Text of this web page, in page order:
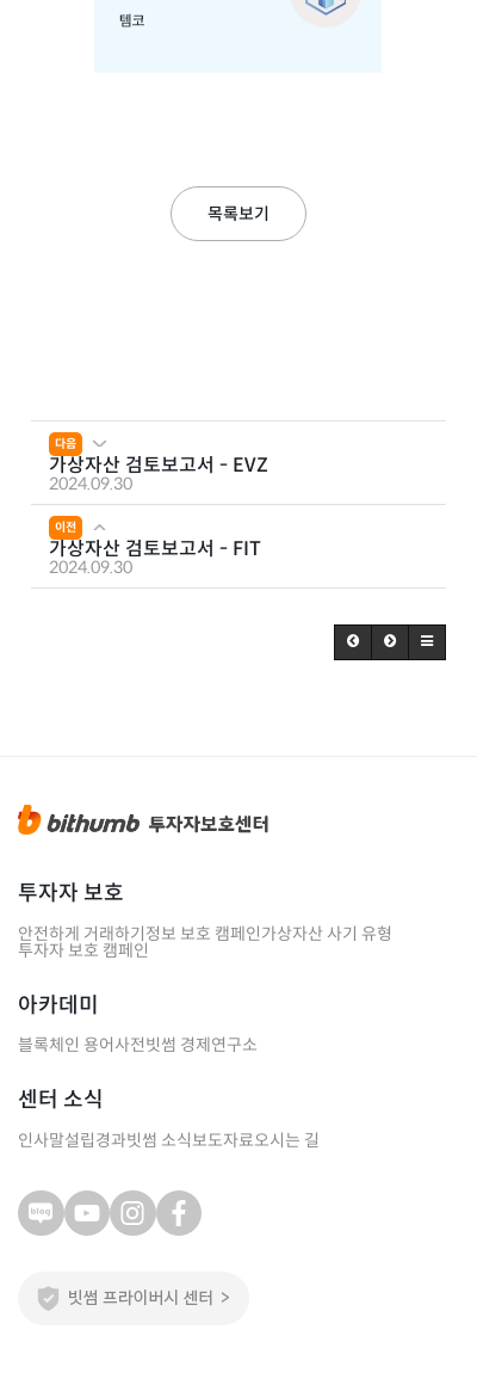
목록보기
다음
가상자산 검토보고서 - EVZ
2024.09.30
이전
가상자산 검토보고서 - FIT
2024.09.30
투자자 보호
안전하게 거래하기정보 보호 캠페인가상자산 사기 유형
투자자 보호 캠페인
아카데미
블록체인 용어사전빗썸 경제연구소
센터 소식
인사말설립경과빗썸 소식보도자료오시는 길